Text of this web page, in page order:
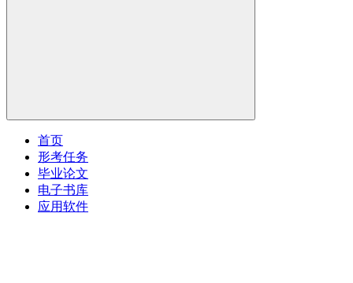
首页
形考任务
毕业论文
电子书库
应用软件